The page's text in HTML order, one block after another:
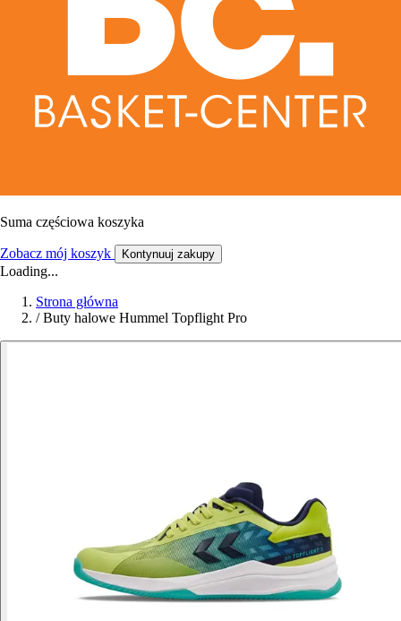
Suma częściowa koszyka
Zobacz mój koszyk Kontynuuj zakupy
Loading...
Strona główna
/ Buty halowe Hummel Topflight Pro